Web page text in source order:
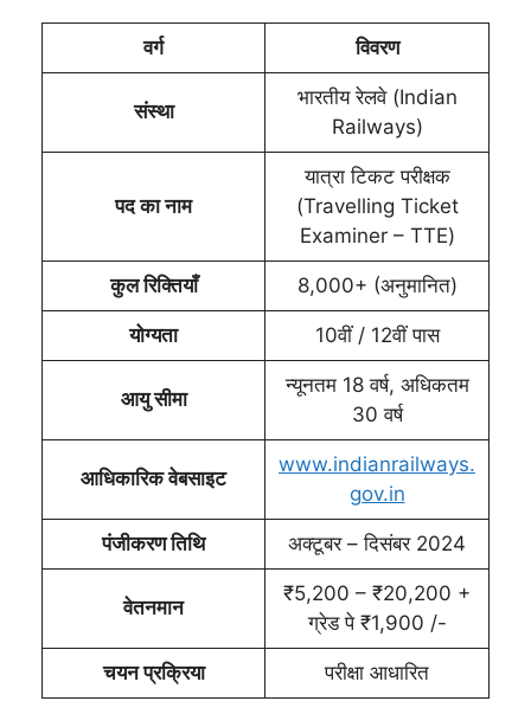
वर्ग विवरण
संस्था
भारतीय रेलवे (Indian
Railways)
पद का नाम
यात्रा टिकट परीक्षक
(Travelling Ticket
Examiner – TTE)
कुल रिक्तियाँ 8,000+ (अनुमानित)
योग्यता 10वीं / 12वीं पास
आयु सीमा
न्यूनतम 18 वर्ष, अधिकतम
30 वर्ष
आधिकारिक वेबसाइट
www.indianrailways.
gov.in
पंजीकरण तिथि अक्टूबर – दिसंबर 2024
वेतनमान
₹5,200 – ₹20,200 +
ग्रेड पे ₹1,900 /-
चयन प्रक्रिया परीक्षा आधारित